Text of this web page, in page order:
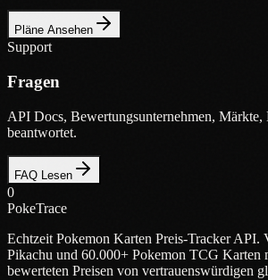
Pläne Ansehen
Support
Fragen
API Docs, Bewertungsunternehmen,
beantwortet.
FAQ Lesen
0
PokeTrace
Echtzeit Pokemon Karten Preis-Tracker API.
Pikachu und 60.000+ Pokemon TCG
bewerteten Preisen von vertrauenswürdigen